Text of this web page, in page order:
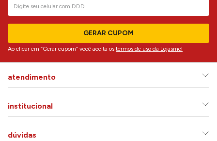
GERAR CUPOM
Ao clicar em “Gerar cupom” você aceita os termos de uso da Lojasmel
atendimento
institucional
dúvidas